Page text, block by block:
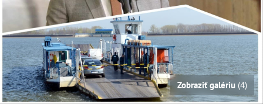
Zobraziť galériu (4)